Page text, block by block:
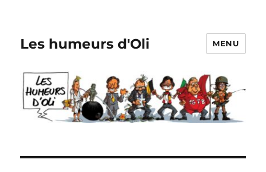
Les humeurs d'Oli MENU